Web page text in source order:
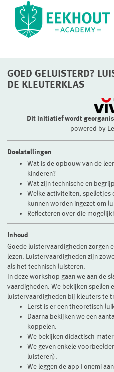
GOED GELUISTERD?
DE KLEUTERKLAS
Dit initiatief wordt
powered by
Doelstellingen
Wat is de opbouw van de
kinderen?
Wat zijn technische en
Welke activiteiten, spelletjes
kunnen worden ingezet om
Reflecteren over die
Inhoud
Goede luistervaardigheden zorgen
lezen. Luistervaardigheden zijn
als het technisch luisteren.
In deze workshop gaan we aan de
vaardigheden. We bekijken spellen
luistervaardigheden bij kleuters te
Eerst is er een theoretisch
Daarna bekijken we een
koppelen.
We bekijken didactisch
We geven enkele
luisteren).
We leggen de app Fonemi